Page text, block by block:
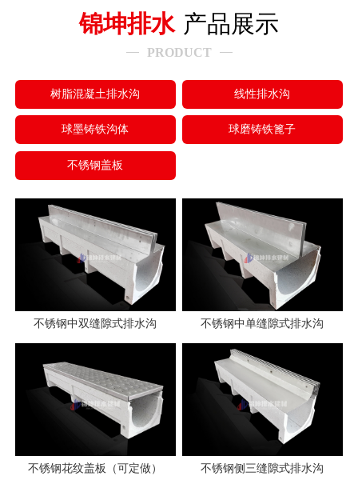
锦坤排水 产品展示
PRODUCT
树脂混凝土排水沟 线性排水沟
球墨铸铁沟体 球磨铸铁篦子
不锈钢盖板
不锈钢中双缝隙式排水沟 不锈钢中单缝隙式排水沟
不锈钢花纹盖板（可定做） 不锈钢侧三缝隙式排水沟